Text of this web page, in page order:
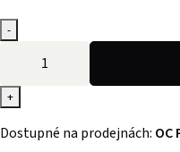
-
+
Dostupné na prodejnách: OC